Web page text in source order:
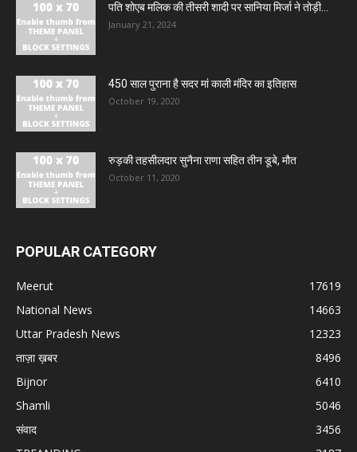
पति शोएब मलिक की तीसरी शादी पर सानिया मिर्जा ने तोड़ी...
January 21, 2024
450 साल पुराना है सदर मां काली मंदिर का इतिहास
October 19, 2020
रुड़की तहसीलदार सुनैना राणा सहित तीन डूबे, मौत
October 11, 2020
POPULAR CATEGORY
Meerut
17619
National News
14663
Uttar Pradesh News
12323
ताज़ा ख़बर
8496
Bijnor
6410
Shamli
5046
संवाद
3456